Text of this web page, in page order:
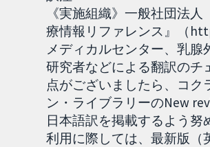
《実施組織》一般社団法
療情報リファレンス』（
メディカルセンター、乳腺
研究者などによる翻訳のチ
点がございましたら、コク
ン・ライブラリーのNew
日本語訳を掲載するよう
利用に際しては、最新版（